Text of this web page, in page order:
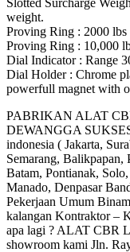
weight.
Proving Ring : 2000 lbs
Proving Ring : 10,000
Dial Indicator : Range
Dial Holder : Chrome
powerfull magnet with
PABRIKAN ALAT
DEWANGGA
indonesia ( Jakarta,
Semarang, Balikpapan,
Batam, Pontianak,
Manado, Denpasar
Pekerjaan Umum
kalangan Kontraktor –
apa lagi ? ALAT CBR
showroom kami Jln.